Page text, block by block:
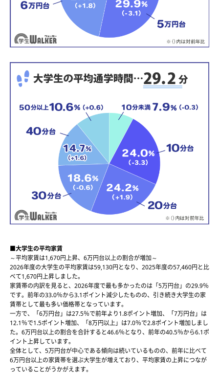
■大学生の平均家賃
～平均家賃は1,670円上昇、6万円台以上の割合が増加～
2026年度の大学生の平均家賃は59,130円となり、2025年度の57,460円と比
べて1,670円上昇しました。
家賃帯の内訳を見ると、2026年度で最も多かったのは「5万円台」の29.9％
です。前年の33.0％から3.1ポイント減少したものの、引き続き大学生の家
賃帯として最も多い価格帯となっています。
一方で、「6万円台」は27.5％で前年より1.8ポイント増加、「7万円台」は
12.1％で1.5ポイント増加、「8万円以上」は7.0％で2.8ポイント増加しまし
た。6万円台以上の割合を合計すると46.6％となり、前年の40.5％から6.1ポ
イント上昇しています。
全体として、5万円台が中心である傾向は続いているものの、前年に比べて
6万円台以上の家賃帯を選ぶ大学生が増えており、平均家賃の上昇につなが
っていることがうかがえます。